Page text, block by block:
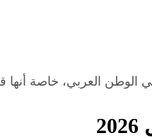
الوطن العربي، خاصة